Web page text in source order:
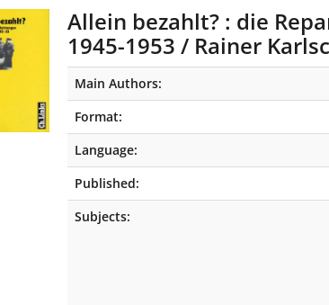
Allein bezahlt? : die
1945-1953 / Rainer
Bibliographic Details
Main Authors:
Format:
Language:
Published:
Subjects: